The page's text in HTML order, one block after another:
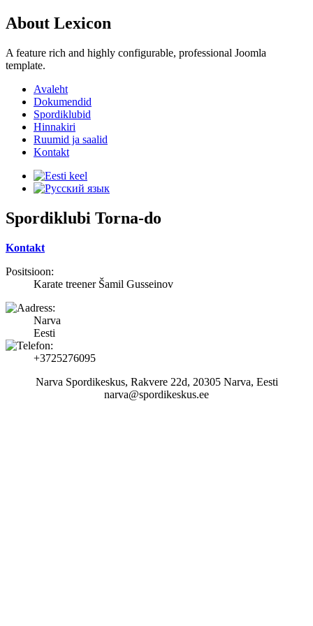
About Lexicon
A feature rich and highly configurable, professional Joomla
template.
Avaleht
Dokumendid
Spordiklubid
Hinnakiri
Ruumid ja saalid
Kontakt
Spordiklubi Torna-do
Kontakt
Positsioon:
Karate treener Šamil Gusseinov
Narva
Eesti
+3725276095
Narva Spordikeskus, Rakvere 22d, 20305 Narva, Eesti
narva@spordikeskus.ee